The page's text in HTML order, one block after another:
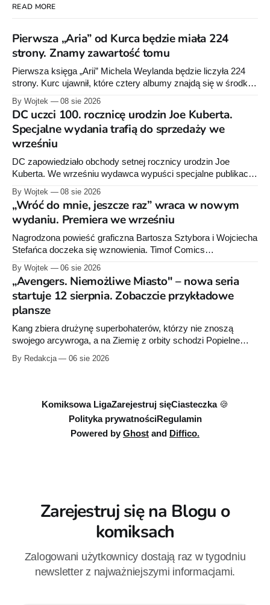
READ MORE
Pierwsza „Aria” od Kurca będzie miała 224
strony. Znamy zawartość tomu
Pierwsza księga „Arii” Michela Weylanda będzie liczyła 224
strony. Kurc ujawnił, które cztery albumy znajdą się w środku i
By Wojtek 08 sie 2026
DC uczci 100. rocznicę urodzin Joe Kuberta.
Specjalne wydania trafią do sprzedaży we
wrześniu
DC zapowiedziało obchody setnej rocznicy urodzin Joe
Kuberta. We wrześniu wydawca wypuści specjalne publikacje
sprzedaży niemal dokładnie w dniu jego urodzin.
By Wojtek 08 sie 2026
„Wróć do mnie, jeszcze raz” wraca w nowym
wydaniu. Premiera we wrześniu
Nagrodzona powieść graficzna Bartosza Sztybora i Wojciecha
Stefańca doczeka się wznowienia. Timof Comics
raz”, którego pierwsze wydanie ukazało się w 2015 roku.
By Wojtek 06 sie 2026
„Avengers. Niemożliwe Miasto" – nowa seria
startuje 12 sierpnia. Zobaczcie przykładowe
plansze
Kang zbiera drużynę superbohaterów, którzy nie znoszą
swojego arcywroga, a na Ziemię z orbity schodzi Popielne
serii Avengers autorstwa Jeda MacKaya trafia do sklepów 12
By Redakcja 06 sie 2026
Komiksowa LigaZarejestruj sięCiasteczka 🍪
Polityka prywatnościRegulamin
Powered by Ghost and Diffico.
Zarejestruj się na Blogu o
komiksach
Zalogowani użytkownicy dostają raz w tygodniu
newsletter z najważniejszymi informacjami.